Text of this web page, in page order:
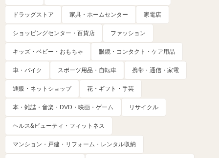
ドラッグストア 家具・ホームセンター 家電店
ショッピングセンター・百貨店 ファッション
キッズ・ベビー・おもちゃ 眼鏡・コンタクト・ケア用品
車・バイク スポーツ用品・自転車 携帯・通信・家電
通販・ネットショップ 花・ギフト・手芸
本・雑誌・音楽・DVD・映画・ゲーム リサイクル
ヘルス&ビューティ・フィットネス
マンション・戸建・リフォーム・レンタル収納